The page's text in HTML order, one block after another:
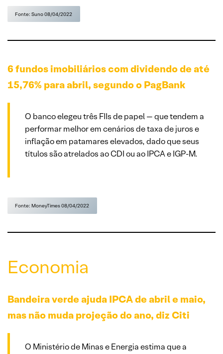
Fonte: Suno 08/04/2022
6 fundos imobiliários com dividendo de até
15,76% para abril, segundo o PagBank
O banco elegeu três FIIs de papel — que tendem a
performar melhor em cenários de taxa de juros e
inflação em patamares elevados, dado que seus
títulos são atrelados ao CDI ou ao IPCA e IGP-M.
Fonte: MoneyTimes 08/04/2022
Economia
Bandeira verde ajuda IPCA de abril e maio,
mas não muda projeção do ano, diz Citi
O Ministério de Minas e Energia estima que a